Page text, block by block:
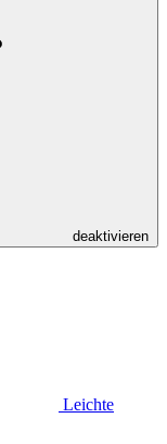
deaktivieren
Leichte